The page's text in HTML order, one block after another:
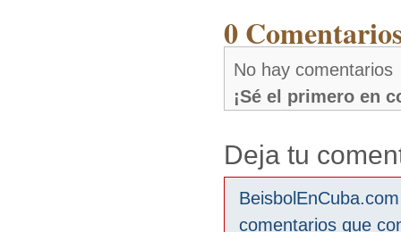
0
No hay comentarios
¡Sé el primero en
Deja tu
comentarios que